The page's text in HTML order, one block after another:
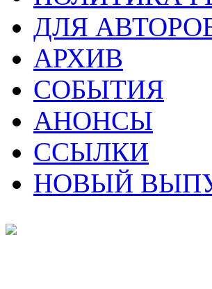
ДЛЯ
АРХИВ
СОБЫТИЯ
АНОНСЫ
ССЫЛКИ
НОВЫЙ